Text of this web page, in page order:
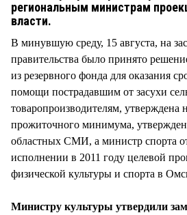
региональным министрам
власти.
В минувшую среду, 15 августа, на
правительства было принято
из резервного фонда для оказания
помощи пострадавшим от засухи
товаропроизводителям, утверждена
прожиточного минимума,
областных СМИ, а министр спорта
исполнении в 2011 году целевой
физической культуры и спорта в
Министру культуры утвердили